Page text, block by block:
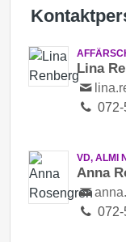
Lina
VD, ALMI
Anna